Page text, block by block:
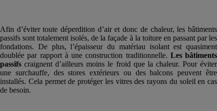
Afin d’éviter toute déperdition d’air et donc de chaleur, les bâtiments
passifs sont totalement isolés, de la façade à la toiture en passant par les
fondations. De plus, l’épaisseur du matériau isolant est quasiment
doublée par rapport à une construction traditionnelle. Les bâtiments
passifs craignent d’ailleurs moins le froid que la chaleur. Pour éviter
une surchauffe, des stores extérieurs ou des balcons peuvent être
installés. Cela permet de protéger les vitres des rayons du soleil en cas
de besoin.